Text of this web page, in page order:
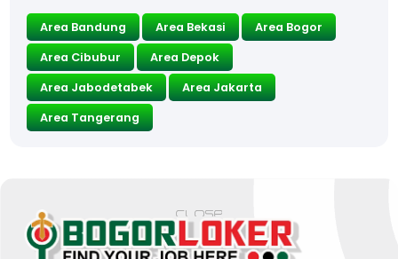
Area Bandung Area Bekasi
Area Bogor
Area Cibubur
Area Depok
Area Jabodetabek
Area Jakarta
Area Tangerang